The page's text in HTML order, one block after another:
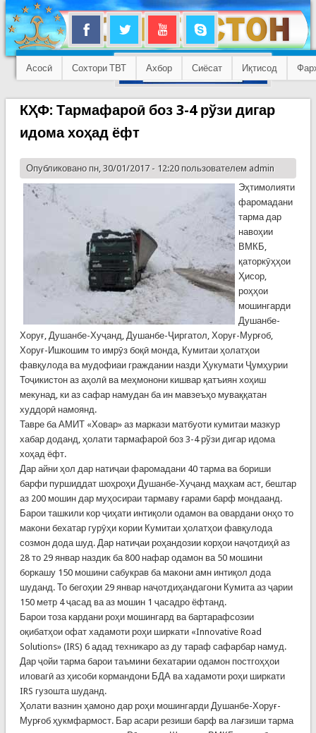
Асосӣ Сохтори ТВТ Ахбор Сиёсат Иқтисод
КҲФ: Тармафароӣ боз 3-4 рўзи дигар
идома хоҳад ёфт
Опубликовано пн, 30/01/2017 - 12:20 пользователем admin
Эҳтимолияти
фаромадани
тарма дар
навоҳии
ВМКБ,
қаторкӯҳҳои
Ҳисор,
роҳҳои
мошингарди
Душанбе-
Хоруғ, Душанбе-Хуҷанд, Душанбе-Ҷиргатол, Хоруғ-Мурғоб,
Хоруғ-Ишкошим то имрӯз боқӣ монда, Кумитаи ҳолатҳои
фавқулода ва мудофиаи граждании назди Ҳукумати Ҷумҳурии
Тоҷикистон аз аҳолӣ ва меҳмонони кишвар қатъиян хоҳиш
мекунад, ки аз сафар намудан ба ин мавзеъҳо муваққатан
худдорӣ намоянд.
Тавре ба АМИТ «Ховар» аз маркази матбуоти кумитаи мазкур
хабар доданд, ҳолати тармафароӣ боз 3-4 рўзи дигар идома
хоҳад ёфт.
Дар айни ҳол дар натиҷаи фаромадани 40 тарма ва бориши
барфи пуршиддат шоҳроҳи Душанбе-Хуҷанд маҳкам аст, бештар
аз 200 мошин дар муҳосираи тармаву ғарами барф мондаанд.
Барои ташкили кор ҷиҳати интиқоли одамон ва овардани онҳо то
макони бехатар гурӯҳи кории Кумитаи ҳолатҳои фавқулода
созмон дода шуд. Дар натиҷаи роҳандозии корҳои наҷотдиҳӣ аз
28 то 29 январ наздик ба 800 нафар одамон ва 50 мошини
боркашу 150 мошини сабукрав ба макони амн интиқол дода
шуданд. То бегоҳии 29 январ наҷотдиҳандагони Кумита аз ҷарии
150 метр 4 ҷасад ва аз мошин 1 ҷасадро ёфтанд.
Барои тоза кардани роҳи мошингард ва бартарафсозии
оқибатҳои офат хадамоти роҳи ширкати «Innovative Road
Solutions» (IRS) 6 адад техникаро аз ду тараф сафарбар намуд.
Дар ҷойи тарма барои таъмини бехатарии одамон постгоҳҳои
иловагӣ аз ҳисоби кормандони БДА ва хадамоти роҳи ширкати
IRS гузошта шуданд.
Ҳолати вазнин ҳамоно дар роҳи мошингарди Душанбе-Хоруғ-
Мурғоб ҳукмфармост. Бар асари резиши барф ва лағзиши тарма